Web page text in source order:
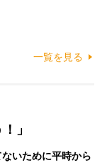
一覧を見る
」
ないために平時から